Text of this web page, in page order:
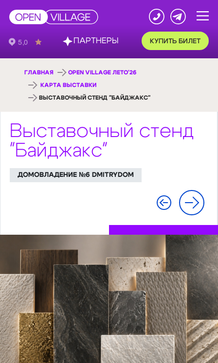
КУПИТЬ БИЛЕТ
ГЛАВНАЯ OPEN VILLAGE ЛЕТО'26
КАРТА ВЫСТАВКИ
ВЫСТАВОЧНЫЙ СТЕНД "БАЙДЖАКС"
Выставочный стенд
"Байджакс"
ДОМОВЛАДЕНИЕ №6 DMITRYDOM